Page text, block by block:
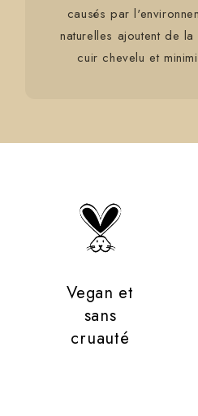
causés par
naturelles ajoutent de
cuir chevelu et
Vegan et
sans
cruauté